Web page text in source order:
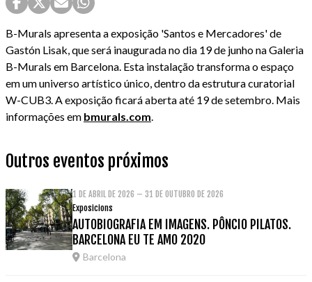
B-Murals apresenta a exposição 'Santos e Mercadores' de
Gastón Lisak, que será inaugurada no dia 19 de junho na Galeria
B-Murals em Barcelona. Esta instalação transforma o espaço
em um universo artístico único, dentro da estrutura curatorial
W-CUB3. A exposição ficará aberta até 19 de setembro. Mais
informações em bmurals.com
Outros eventos próximos
1 DE ABRIL DE 2026 – 31 DE OUTUBRO DE 2026
Exposicions
AUTOBIOGRAFIA EM IMAGENS. PÔNCIO PILATOS.
BARCELONA EU TE AMO 2020
Barcelona